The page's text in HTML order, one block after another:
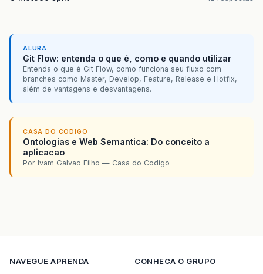
ALURA
Git Flow: entenda o que é, como e quando utilizar
Entenda o que é Git Flow, como funciona seu fluxo com
branches como Master, Develop, Feature, Release e Hotfix,
além de vantagens e desvantagens.
CASA DO CODIGO
Ontologias e Web Semantica: Do conceito a
aplicacao
Por Ivam Galvao Filho — Casa do Codigo
NAVEGUE APRENDA
CONHECA O GRUPO